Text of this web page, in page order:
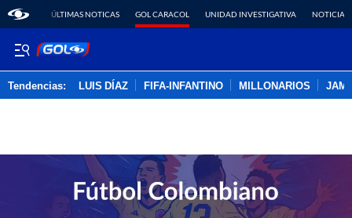
ÚLTIMAS NOTICAS GOL CARACOL UNIDAD INVESTIGATIVA NOTICIAS
Tendencias: LUIS DÍAZ FIFA-INFANTINO MILLONARIOS